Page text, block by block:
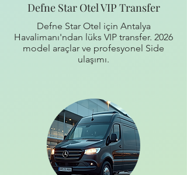
Defne Star Otel VIP Transfer
Defne Star Otel için Antalya
Havalimanı'ndan lüks VIP transfer. 2026
model araçlar ve profesyonel Side
ulaşımı.